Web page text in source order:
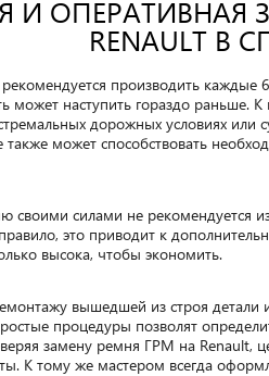
И ОПЕРАТИВНАЯ
RENAULT В
производить каждые
может наступить гораздо раньше. К
дорожных условиях
может способствовать
силами не рекомендуется
это приводит к
высока, чтобы экономить.
вышедшей из строя
процедуры позволят
замену ремня ГРМ на Renault,
К тому же мастером всегда